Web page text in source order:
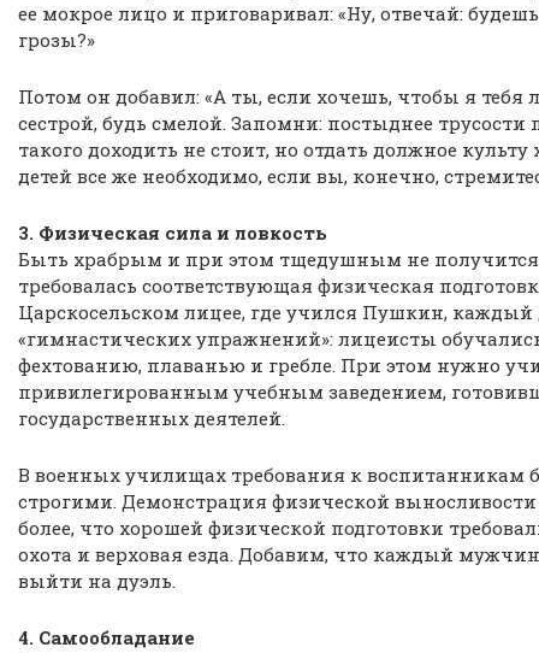
ее мокрое лицо и приговаривал: «Ну, отвечай:
грозы?»
Потом он добавил: «А ты, если хочешь, чтобы я тебя
сестрой, будь смелой. Запомни: постыднее трусости
такого доходить не стоит, но отдать должное
детей все же необходимо, если вы, конечно,
3. Физическая сила и ловкость
Быть храбрым и при этом тщедушным не
требовалась соответствующая физическая
Царскосельском лицее, где учился Пушкин,
«гимнастических упражнений»: лицеисты
фехтованию, плаванью и гребле. При этом нужно
привилегированным учебным заведением,
государственных деятелей.
В военных училищах требования к воспитанникам
строгими. Демонстрация физической
более, что хорошей физической подготовки
охота и верховая езда. Добавим, что каждый
выйти на дуэль.
4. Самообладание